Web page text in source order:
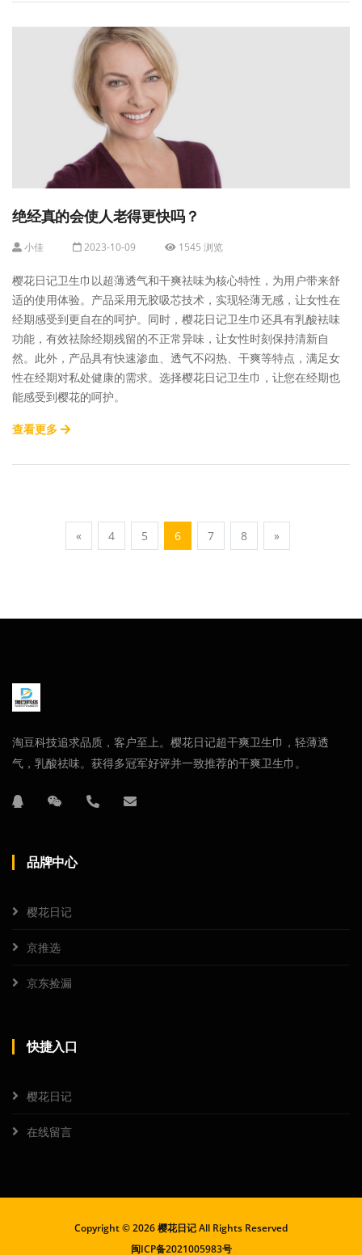
绝经真的会使人老得更快吗？
小佳 2023-10-09 1545 浏览
樱花日记卫生巾以超薄透气和干爽祛味为核心特性，为用户带来舒
适的使用体验。产品采用无胶吸芯技术，实现轻薄无感，让女性在
经期感受到更自在的呵护。同时，樱花日记卫生巾还具有乳酸袪味
功能，有效祛除经期残留的不正常异味，让女性时刻保持清新自
然。此外，产品具有快速渗血、透气不闷热、干爽等特点，满足女
性在经期对私处健康的需求。选择樱花日记卫生巾，让您在经期也
能感受到樱花的呵护。
查看更多
« 4 5 6 7 8 »
淘豆科技追求品质，客户至上。樱花日记超干爽卫生巾，轻薄透
气，乳酸祛味。获得多冠军好评并一致推荐的干爽卫生巾。
品牌中心
樱花日记
京推选
京东捡漏
快捷入口
樱花日记
在线留言
Copyright ©2026 樱花日记 All Rights Reserved
闽ICP备2021005983号